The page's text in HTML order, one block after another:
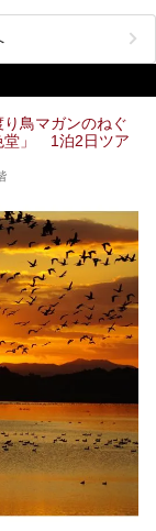
て仙台市若林区に202
ス仙台」は、日帰り
、和食「笠庵」、イ
「マリアージュ ドゥ
ュール アッシュ」
てカフェ「猿田彦珈
りにお出かけしてき
り鳥マガンのねぐ
堂」 1泊2日ツア